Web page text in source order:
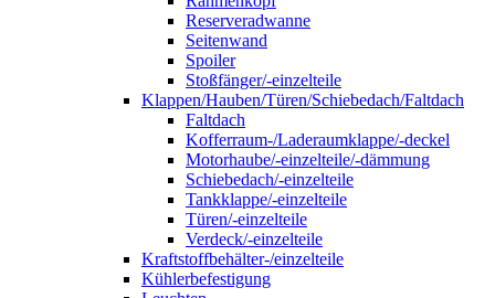
Reserveradwanne
Seitenwand
Spoiler
Stoßfänger/-einzelteile
Klappen/Hauben/Türen/Schiebedach/Faltdach
Faltdach
Kofferraum-/Laderaumklappe/-deckel
Motorhaube/-einzelteile/-dämmung
Schiebedach/-einzelteile
Tankklappe/-einzelteile
Türen/-einzelteile
Verdeck/-einzelteile
Kraftstoffbehälter-/einzelteile
Kühlerbefestigung